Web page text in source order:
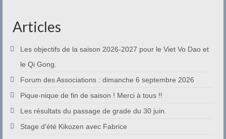
Articles
Les objectifs de la saison 2026-2027 pour le Viet Vo Dao et
le Qi Gong.
Forum des Associations : dimanche 6 septembre 2026
Pique-nique de fin de saison ! Merci à tous !!
Les résultats du passage de grade du 30 juin.
Stage d’été Kikozen avec Fabrice